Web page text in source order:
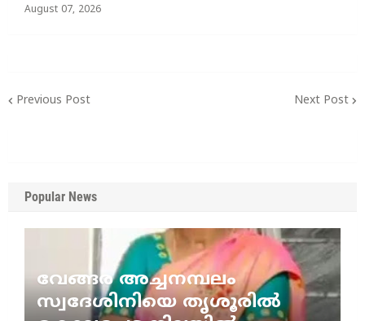
August 07, 2026
Previous Post Next Post
Popular News
വേങ്ങര അച്ചനമ്പലം
സ്വദേശിനിയെ തൃശൂരിൽ